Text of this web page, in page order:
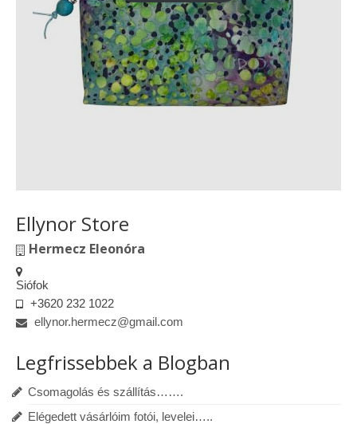
Ellynor Store
Hermecz Eleonóra
Siófok
+3620 232 1022
ellynor.hermecz@gmail.com
Legfrissebbek a Blogban
Csomagolás és szállítás…….
Elégedett vásárlóim fotói, levelei…..